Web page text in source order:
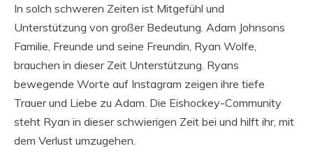
In solch schweren Zeiten ist Mitgefühl und
Unterstützung von großer Bedeutung. Adam Johnsons
Familie, Freunde und seine Freundin, Ryan Wolfe,
brauchen in dieser Zeit Unterstützung. Ryans
bewegende Worte auf Instagram zeigen ihre tiefe
Trauer und Liebe zu Adam. Die Eishockey-Community
steht Ryan in dieser schwierigen Zeit bei und hilft ihr, mit
dem Verlust umzugehen.